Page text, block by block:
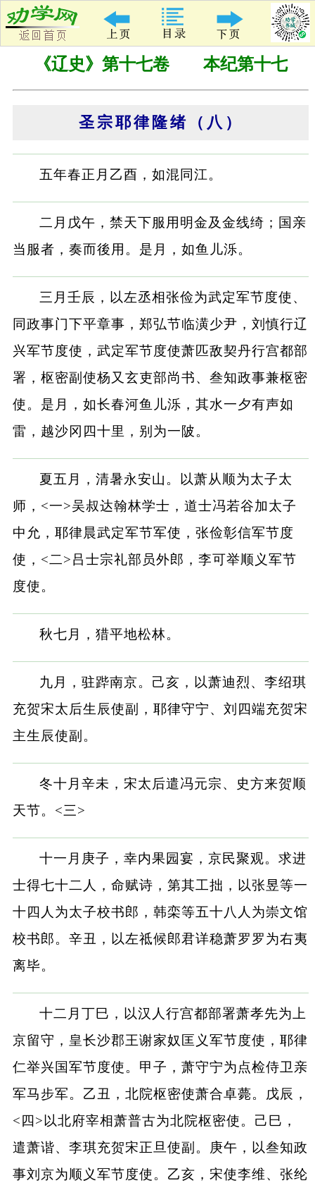
《辽史》第十七卷 本纪第十七
圣宗耶律隆绪（八）
五年春正月乙酉，如混同江。
二月戊午，禁天下服用明金及金线绮；国亲
当服者，奏而後用。是月，如鱼儿泺。
三月壬辰，以左丞相张俭为武定军节度使、
同政事门下平章事，郑弘节临潢少尹，刘慎行辽
兴军节度使，武定军节度使萧匹敌契丹行宫都部
署，枢密副使杨又玄吏部尚书、叁知政事兼枢密
使。是月，如长春河鱼儿泺，其水一夕有声如
雷，越沙冈四十里，别为一陂。
夏五月，清暑永安山。以萧从顺为太子太
师，<一>吴叔达翰林学士，道士冯若谷加太子
中允，耶律晨武定军节军使，张俭彰信军节度
使，<二>吕士宗礼部员外郎，李可举顺义军节
度使。
秋七月，猎平地松林。
九月，驻跸南京。己亥，以萧迪烈、李绍琪
充贺宋太后生辰使副，耶律守宁、刘四端充贺宋
主生辰使副。
冬十月辛未，宋太后遣冯元宗、史方来贺顺
天节。<三>
十一月庚子，幸内果园宴，京民聚观。求进
士得七十二人，命赋诗，第其工拙，以张昱等一
十四人为太子校书郎，韩栾等五十八人为崇文馆
校书郎。辛丑，以左祗候郎君详稳萧罗罗为右夷
离毕。
十二月丁巳，以汉人行宫都部署萧孝先为上
京留守，皇长沙郡王谢家奴匡义军节度使，耶律
仁举兴国军节度使。甲子，萧守宁为点检侍卫亲
军马步军。乙丑，北院枢密使萧合卓薨。戊辰，
<四>以北府宰相萧普古为北院枢密使。己巳，
遣萧谐、李琪充贺宋正旦使副。庚午，以叁知政
事刘京为顺义军节度使。乙亥，宋使李维、张纶